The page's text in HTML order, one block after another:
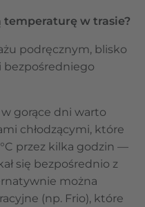
w trasie?
podręcznym, blisko
i bezpośredniego
gorące dni warto
chłodzącymi, które
przez kilka godzin —
się bezpośrednio z
można
(np. Frio), które